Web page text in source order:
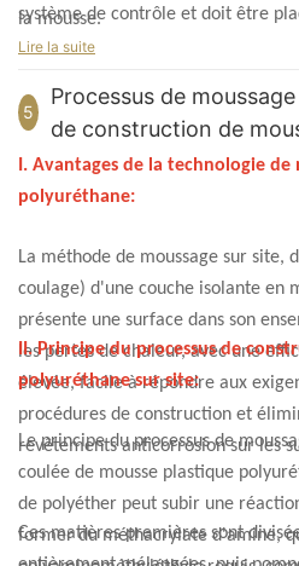
la mousse.
système de contrôle et doit être
de la buse. S'il est éloigné de la
système et des produits instables.
Lire la suite
5
Processus de
de construction de
I. Avantages de la technologie de
polyuréthane:
La méthode de moussage sur site,
coulage) d'une couche isolante en
présente une surface dans son
les pertes de chaleur, avec une
élevée, facile à répondre aux
procédures de construction et
revêtements anticorrosion sur les
II. Principe du processus de
polyuréthane sur site:
Le principe du processus de
coulée de mousse plastique
de polyéther peut subir une
former du méthacrylate d'amine,
Ces matières premières sont